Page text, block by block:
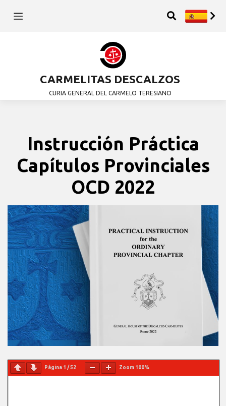
CARMELITAS DESCALZOS
CURIA GENERAL DEL CARMELO TERESIANO
Instrucción Práctica
Capítulos Provinciales
OCD 2022
Página 1 /52 Zoom 100%